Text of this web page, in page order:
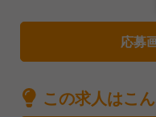
応募
この求人はこ